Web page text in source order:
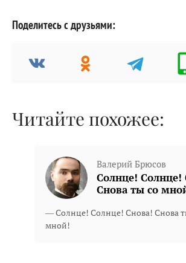
Поделитесь с друзьями:
Читайте похожее:
Валерий Брюсов
Солнце! Солнце!
Снова ты со
— Солнце! Солнце! Снова! Снова
мной!